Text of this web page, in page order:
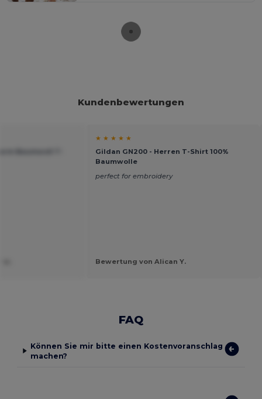
Kundenbewertungen
★ ★ ★ ★ ★
Gildan GN200 - Herren T-Shirt 100%
Baumwolle
perfect for embroidery
Bewertung von Alican Y.
FAQ
Können Sie mir bitte einen Kostenvoranschlag
machen?